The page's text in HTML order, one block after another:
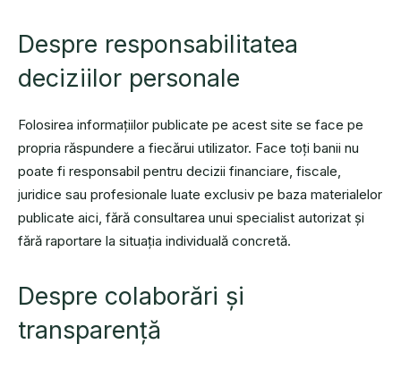
Despre responsabilitatea
deciziilor personale
Folosirea informațiilor publicate pe acest site se face pe
propria răspundere a fiecărui utilizator. Face toți banii nu
poate fi responsabil pentru decizii financiare, fiscale,
juridice sau profesionale luate exclusiv pe baza materialelor
publicate aici, fără consultarea unui specialist autorizat și
fără raportare la situația individuală concretă.
Despre colaborări și
transparență